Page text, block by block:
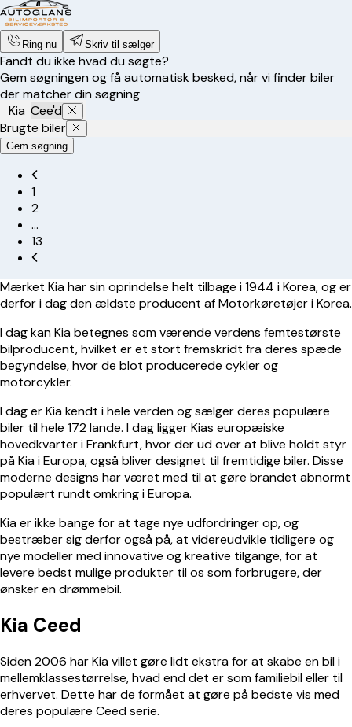
Ring nu Skriv til sælger
Fandt du ikke hvad du søgte?
Gem søgningen og få automatisk besked, når vi finder biler
der matcher din søgning
Kia Cee'd
Brugte biler
Gem søgning
1
2
…
13
Mærket Kiahar sin oprindelse helt tilbage i 1944 i Korea, og er
derfor i dag den ældste producent af Motorkøretøjer i Korea.
I dag kan Kia betegnes som værende verdens femtestørste
bilproducent, hvilket er et stort fremskridt fra deres spæde
begyndelse, hvor de blot producerede cykler og
motorcykler.
I dag er Kia kendt i hele verden og sælger deres populære
biler til hele 172 lande. I dag ligger Kias europæiske
hovedkvarter i Frankfurt, hvor der ud over at blive holdt styr
på Kia i Europa, også bliver designet til fremtidige biler. Disse
moderne designs har været med til at gøre brandet abnormt
populært rundt omkring i Europa.
Kia er ikke bange for at tage nye udfordringer op, og
bestræber sig derfor også på, at videreudvikle tidligere og
nye modeller med innovative og kreative tilgange, for at
levere bedst mulige produkter til os som forbrugere, der
ønsker en drømmebil.
Kia Ceed
Siden 2006 har Kia villet gøre lidt ekstra for at skabe en bil i
mellemklassestørrelse, hvad end det er som familiebil eller til
erhvervet. Dette har de formået at gøre på bedste vis med
deres populære Ceed serie.